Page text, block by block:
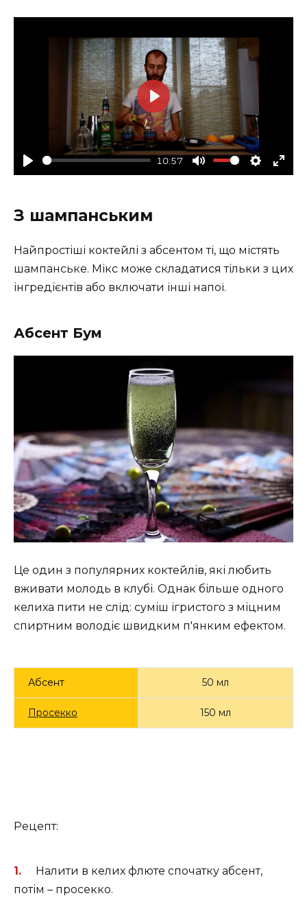
P
a
10:57
M
S
i
n
E
f
r
n
P
l
a
y
З шампанським
Найпростіші коктейлі з абсентом ті, що містять
шампанське. Мікс може складатися тільки з цих
інгредієнтів або включати інші напої.
Абсент Бум
Це один з популярних коктейлів, які любить
вживати молодь в клубі. Однак більше одного
келиха пити не слід: суміш ігристого з міцним
спиртним володіє швидким п'янким ефектом.
Абсент 50 мл
Просекко 150 мл
Рецепт:
Налити в келих флюте спочатку абсент,
потім – просекко.